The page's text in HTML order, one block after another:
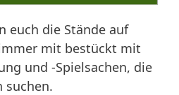
euch die Stände auf
mit bestückt mit
und -Spielsachen, die
suchen.